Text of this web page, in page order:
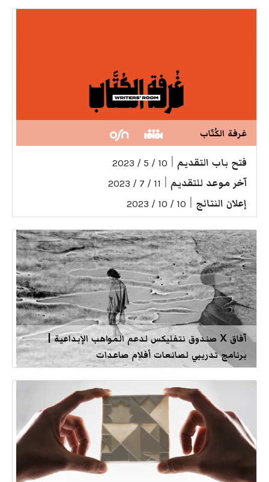
غرفة الكُتّاب
فتح باب التقديم 10 / 5 / 2023
آخر موعد للتقديم 11 / 7 / 2023
إعلان النتائج 10 / 10 / 2023
آفاق X صندوق نتفليكس لدعم المواهب الإبداعية |
برنامج تدريبي لصانعات أفلام صاعدات